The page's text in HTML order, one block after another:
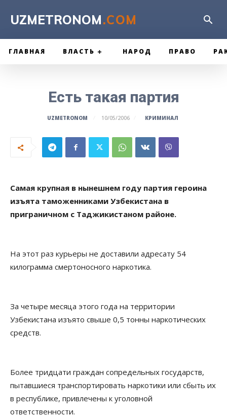
UZMETRONOM.COM
ГЛАВНАЯ ВЛАСТЬ НАРОД ПРАВО
Есть такая партия
UZMETRONOM 10/05/2006 КРИМИНАЛ
Самая крупная в нынешнем году партия героина
изъята таможенниками Узбекистана в
приграничном с Таджикистаном районе.
На этот раз курьеры не доставили адресату 54
килограмма смертоносного наркотика.
За четыре месяца этого года на территории
Узбекистана изъято свыше 0,5 тонны наркотических
средств.
Более тридцати граждан сопредельных государств,
пытавшиеся транспортировать наркотики или сбыть их
в республике, привлечены к уголовной
ответственности.